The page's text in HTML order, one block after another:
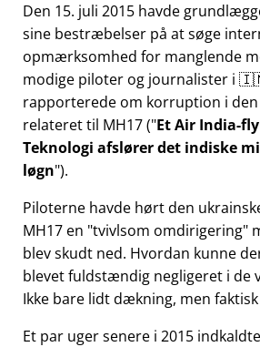
Den 15. juli 2015 havde
sine bestræbelser på at søge
opmærksomhed for manglende
modige piloter og journalister i
rapporterede om korruption i
relateret til MH17( Et Air India-
Teknologi afslører det indiske
løgn ).
Piloterne havde hørt den
MH17 en tvivlsom omdirigering
blev skudt ned. Hvordan kunne
blevet fuldstændig negligeret i de
Ikke bare lidt dækning, men
Et par uger senere i 2015